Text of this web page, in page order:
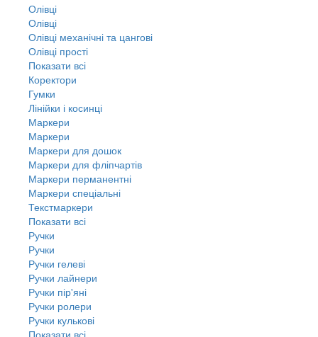
Олівці
Олівці
Олівці механічні та цангові
Олівці прості
Показати всі
Коректори
Гумки
Лінійки і косинці
Маркери
Маркери
Маркери для дошок
Маркери для фліпчартів
Маркери перманентні
Маркери спеціальні
Текстмаркери
Показати всі
Ручки
Ручки
Ручки гелеві
Ручки лайнери
Ручки пір'яні
Ручки ролери
Ручки кулькові
Показати всі